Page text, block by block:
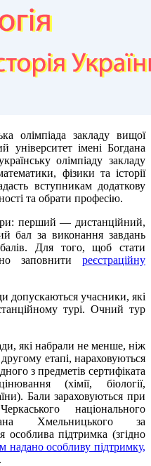
олімпіада закладу вищої
університет імені Богдана
олімпіаду закладу
фізики та історії
вступникам додаткову
та обрати професію.
перший — дистанційний,
бал за виконання завдань
Для того, щоб стати
заповнити реєстраційну
допускаються учасники, які
турі. Очний тур
які набрали не менше, ніж
етапі, нараховуються
з предметів сертифіката
(хімії, біології,
Бали зараховуються при
національного
Хмельницького за
особлива підтримка (згідно
надано особливу підтримку,